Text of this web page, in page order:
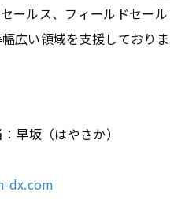
ールス、フィールドセール
広い領域を支援しておりま
早坂（はやさか）
dx.com